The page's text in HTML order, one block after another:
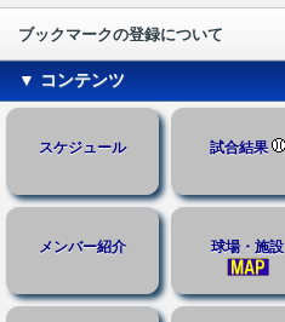
ブックマークの登録について
▼ コンテンツ
スケジュール 試合結果
メンバー紹介 球場・施設